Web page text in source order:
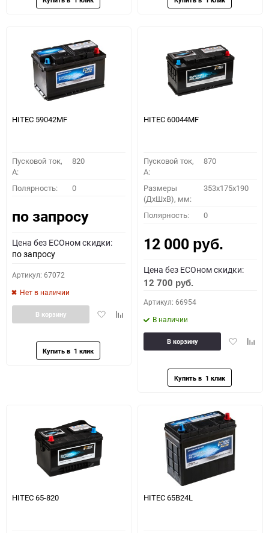
HITEC 59042MF
Пусковой ток,
A:
820
Полярность: 0
по запросу
Цена без ECOном скидки:
по запросу
Артикул: 67072
Нет в наличии
ДобавитьДобавить
сравнению
В корзину
HITEC 60044MF
Пусковой ток,
A:
870
Размеры
(ДхШхВ), мм:
353x175x190
Полярность: 0
12 000 руб.
Цена без ECOном скидки:
12 700 руб.
Артикул: 66954
В наличии
Добавить
В корзину
HITEC 65-820 HITEC 65B24L